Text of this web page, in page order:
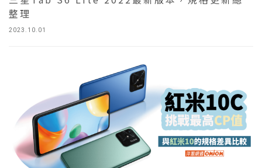
2023.10.01
整理